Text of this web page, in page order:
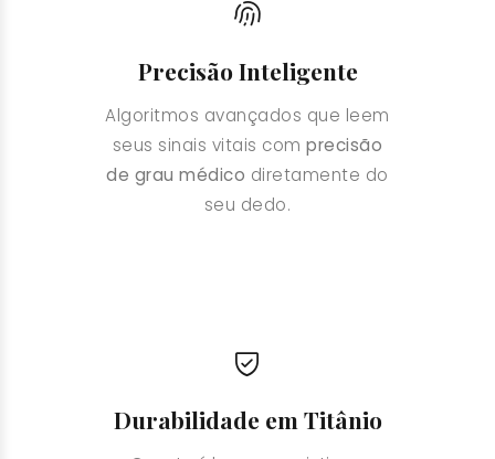
Precisão Inteligente
Algoritmos avançados que leem
seus sinais vitais comprecisão
de grau médico diretamente do
seu dedo.
Durabilidade em Titânio